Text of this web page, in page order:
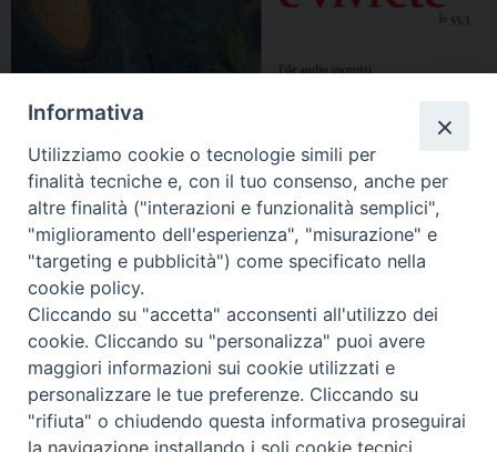
Informativa
Utilizziamo cookie o tecnologie simili per
finalità tecniche e, con il tuo consenso, anche per
altre finalità ("interazioni e funzionalità semplici",
"miglioramento dell'esperienza", "misurazione" e
"targeting e pubblicità") come specificato nella
cookie policy.
Cliccando su "accetta" acconsenti all'utilizzo dei
cookie. Cliccando su "personalizza" puoi avere
maggiori informazioni sui cookie utilizzati e
personalizzare le tue preferenze. Cliccando su
"rifiuta" o chiudendo questa informativa proseguirai
la navigazione installando i soli cookie tecnici.